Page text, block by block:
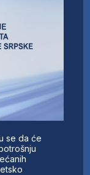
se da će